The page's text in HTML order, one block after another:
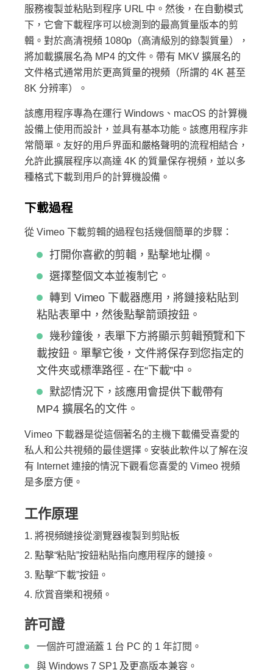
服務複製並粘貼到程序 URL 中。然後，在自動模式
下，它會下載程序可以檢測到的最高質量版本的剪
輯。對於高清視頻 1080p（高清級別的錄製質量），
將加載擴展名為 MP4 的文件。帶有 MKV 擴展名的
文件格式通常用於更高質量的視頻（所謂的 4K 甚至
8K 分辨率）。
該應用程序專為在運行 Windows、macOS 的計算機
設備上使用而設計，並具有基本功能。該應用程序非
常簡單。友好的用戶界面和嚴格聲明的流程相結合，
允許此擴展程序以高達 4K 的質量保存視頻，並以多
種格式下載到用戶的計算機設備。
下載過程
從 Vimeo 下載剪輯的過程包括幾個簡單​​的步驟：
打開你喜歡的剪輯，點擊地址欄。
選擇整個文本並複制它。
轉到 Vimeo 下載器應用，將鏈接粘貼到
粘貼表單中，然後點擊箭頭按鈕。
幾秒鐘後，表單下方將顯示剪輯預覽和下
載按鈕。單擊它後，文件將保存到您指定的
文件夾或標準路徑 - 在“下載”中。
默認情況下，該應用會提供下載帶有
MP4 擴展名的文件。
Vimeo 下載器是從這個著名的主機下載備受喜愛的
私人和公共視頻的最佳選擇。安裝此軟件以了解在沒
有 Internet 連接的情況下觀看您喜愛的 Vimeo 視頻
是多麼方便。
工作原理
將視頻鏈接從瀏覽器複製到剪貼板
點擊“粘貼”按鈕粘貼指向應用程序的鏈接。
點擊“下載”按鈕。
欣賞音樂和視頻。
許可證
一個許可證涵蓋 1 台 PC 的 1 年訂閱。
與 Windows 7 SP1 及更高版本兼容。